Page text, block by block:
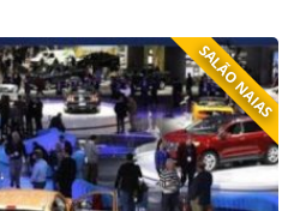
SALÃO NAIAS